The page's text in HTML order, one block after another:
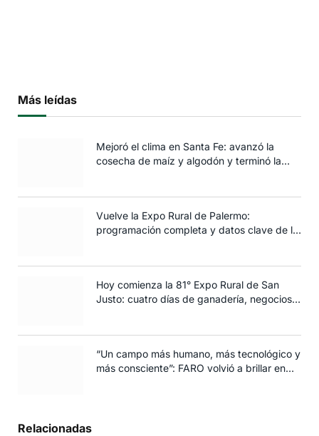
Más leídas
Mejoró el clima en Santa Fe: avanzó la
cosecha de maíz y algodón y terminó la
Vuelve la Expo Rural de Palermo:
programación completa y datos clave de la
Hoy comienza la 81° Expo Rural de San
Justo: cuatro días de ganadería, negocios y
“Un campo más humano, más tecnológico y
más consciente”: FARO volvió a brillar en
Relacionadas